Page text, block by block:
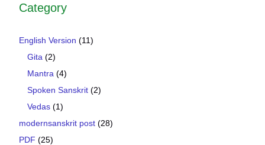
Category
English Version (11)
Gita (2)
Mantra (4)
Spoken Sanskrit (2)
Vedas (1)
modernsanskrit post (28)
PDF (25)